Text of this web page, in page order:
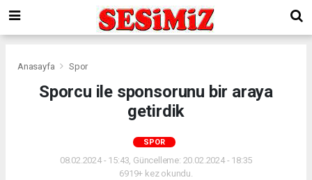
Anasayfa Spor
Sporcu ile sponsorunu bir araya
getirdik
SPOR
08.02.2024 - 15:43, Güncelleme: 20.02.2024 - 18:35
6919+ kez okundu.